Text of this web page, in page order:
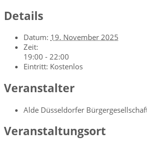
Details
Datum: 19. November 2025
Zeit:
19:00 - 22:00
Eintritt: Kostenlos
Veranstalter
Alde Düsseldorfer
Veranstaltungsort